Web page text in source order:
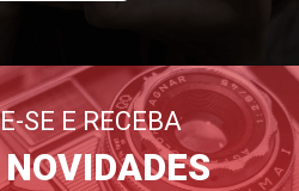
SE E RECEBA